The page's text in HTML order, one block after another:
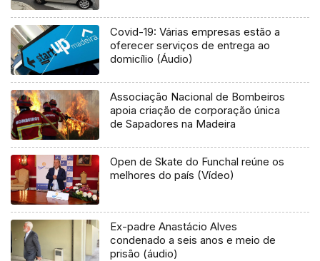
Covid-19: Várias empresas estão a
oferecer serviços de entrega ao
domicílio (Áudio)
Associação Nacional de Bombeiros
apoia criação de corporação única
de Sapadores na Madeira
Open de Skate do Funchal reúne os
melhores do país (Vídeo)
Ex-padre Anastácio Alves
condenado a seis anos e meio de
prisão (áudio)